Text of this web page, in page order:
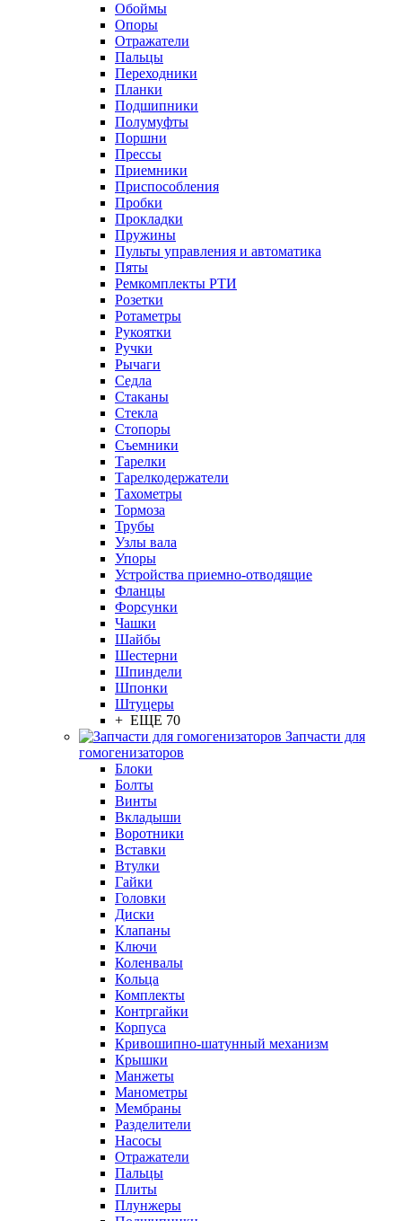
Обоймы
Опоры
Отражатели
Пальцы
Переходники
Планки
Подшипники
Полумуфты
Поршни
Прессы
Приемники
Приспособления
Пробки
Прокладки
Пружины
Пульты управления и автоматика
Пяты
Ремкомплекты РТИ
Розетки
Ротаметры
Рукоятки
Ручки
Рычаги
Седла
Стаканы
Стекла
Стопоры
Съемники
Тарелки
Тарелкодержатели
Тахометры
Тормоза
Трубы
Узлы вала
Упоры
Устройства приемно-отводящие
Фланцы
Форсунки
Чашки
Шайбы
Шестерни
Шпиндели
Шпонки
Штуцеры
+ ЕЩЕ 70
Запчасти для
гомогенизаторов
Блоки
Болты
Винты
Вкладыши
Воротники
Вставки
Втулки
Гайки
Головки
Диски
Клапаны
Ключи
Коленвалы
Кольца
Комплекты
Контргайки
Корпуса
Кривошипно-шатунный механизм
Крышки
Манжеты
Манометры
Мембраны
Разделители
Насосы
Отражатели
Пальцы
Плиты
Плунжеры